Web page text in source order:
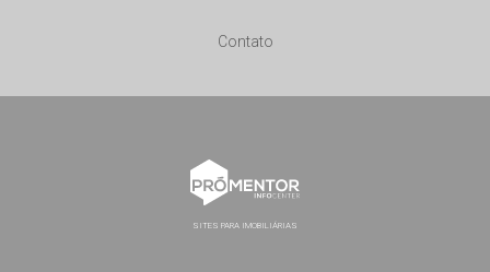
Contato
SITES PARA IMOBILIÁRIAS